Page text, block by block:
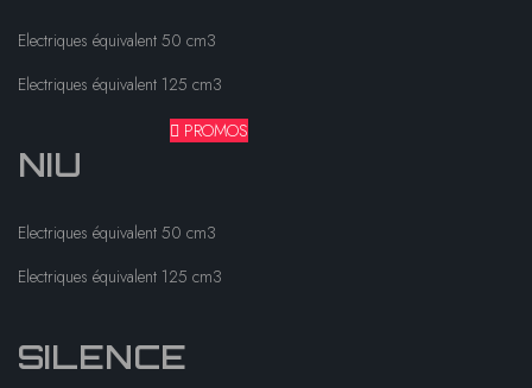
Electriques équivalent 50 cm3
Electriques équivalent 125 cm3
NIU
Electriques équivalent 50 cm3
Electriques équivalent 125 cm3
SILENCE
PROMOS